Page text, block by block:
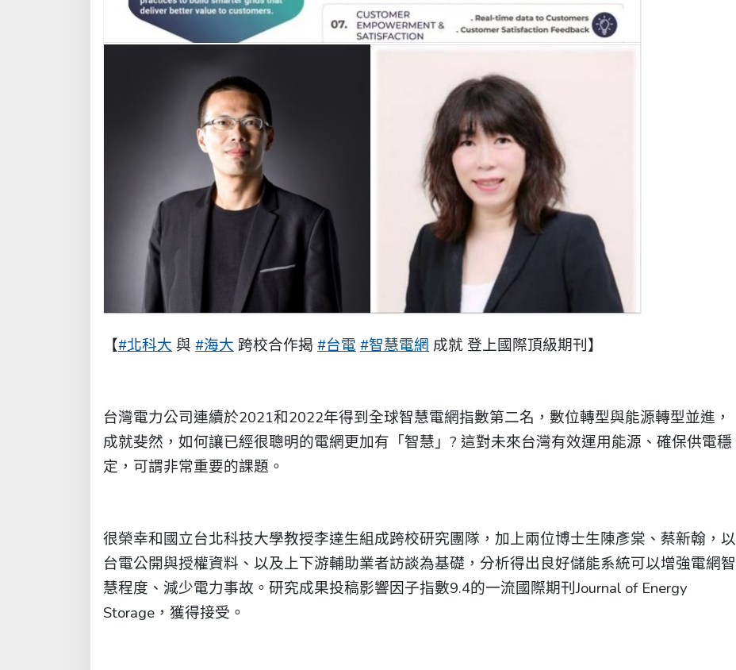
【#北科大 與 #海大 跨校合作揭 #台電 #智慧電網 成就 登上國際頂級期刊】
台灣電力公司連續於2021和2022年得到全球智慧電網指數第二名，數位轉型與能源轉型並進，
成就斐然，如何讓已經很聰明的電網更加有「智慧」? 這對未來台灣有效運用能源、確保供電穩
定，可謂非常重要的課題。
很榮幸和國立台北科技大學教授李達生組成跨校研究團隊，加上兩位博士生陳彥棠、蔡新翰，以
台電公開與授權資料、以及上下游輔助業者訪談為基礎，分析得出良好儲能系統可以增強電網智
慧程度、減少電力事故。研究成果投稿影響因子指數9.4的一流國際期刊Journal of Energy
Storage，獲得接受。